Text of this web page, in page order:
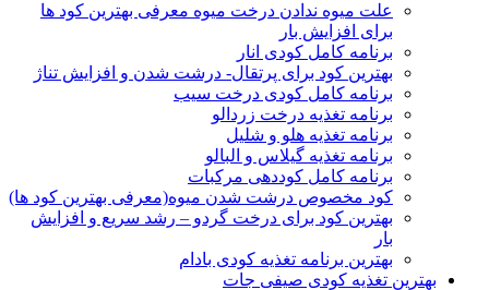
علت میوه ندادن درخت میوه معرفی بهترین کود ها
برای افزایش بار
برنامه کامل کودی انار
بهترین کود برای پرتقال- درشت شدن و افزایش تناژ
برنامه کامل کودی درخت سیب
برنامه تغذیه درخت زردالو
برنامه تغذیه هلو و شلیل
برنامه تغذیه گیلاس و البالو
برنامه کامل کوددهی مرکبات
کود مخصوص درشت شدن میوه(معرفی بهترین کود ها)
بهترین کود برای درخت گردو – رشد سریع و افزایش
بار
بهترین برنامه تغذیه کودی بادام
بهترین تغذیه کودی صیفی جات